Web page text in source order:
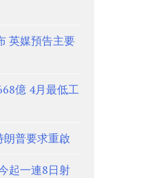
英媒預告主要
億 4月最低工
朗普要求重啟
起一連8日射